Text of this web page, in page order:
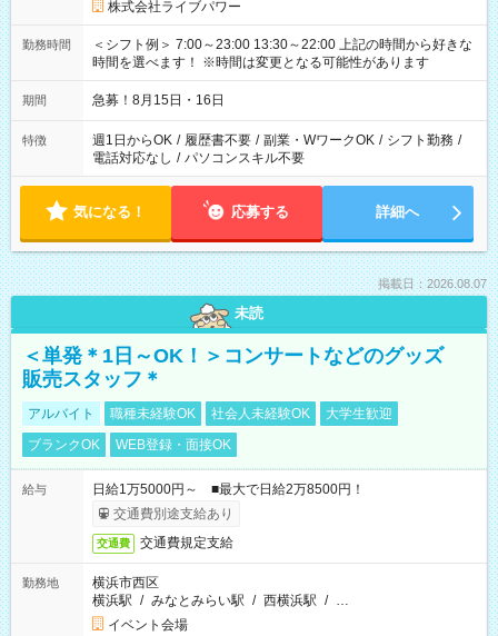
株式会社ライブパワー
勤務時間
＜シフト例＞ 7:00～23:00 13:30～22:00 上記の時間から好きな
時間を選べます！ ※時間は変更となる可能性があります
期間 急募！8月15日・16日
特徴 週1日からOK / 履歴書不要 / 副業・WワークOK / シフト勤務 /
電話対応なし / パソコンスキル不要
気になる！ 応募する 詳細へ
掲載日：2026.08.07
未読
＜単発＊1日～OK！＞コンサートなどのグッズ
販売スタッフ＊
アルバイト 職種未経験OK 社会人未経験OK
大学生歓迎
ブランクOK
WEB登録・面接OK
給与
日給1万5000円～ ■最大で日給2万8500円！
交通費別途支給あり
交通費 交通費規定支給
勤務地
横浜市西区
横浜駅 / みなとみらい駅 / 西横浜駅 / …
イベント会場